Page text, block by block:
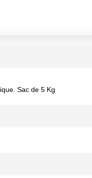
Sac de 5 Kg